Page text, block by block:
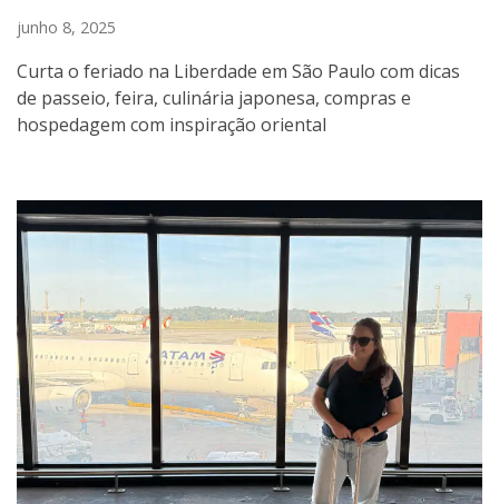
junho 8, 2025
Curta o feriado na Liberdade em São Paulo com dicas
de passeio, feira, culinária japonesa, compras e
hospedagem com inspiração oriental